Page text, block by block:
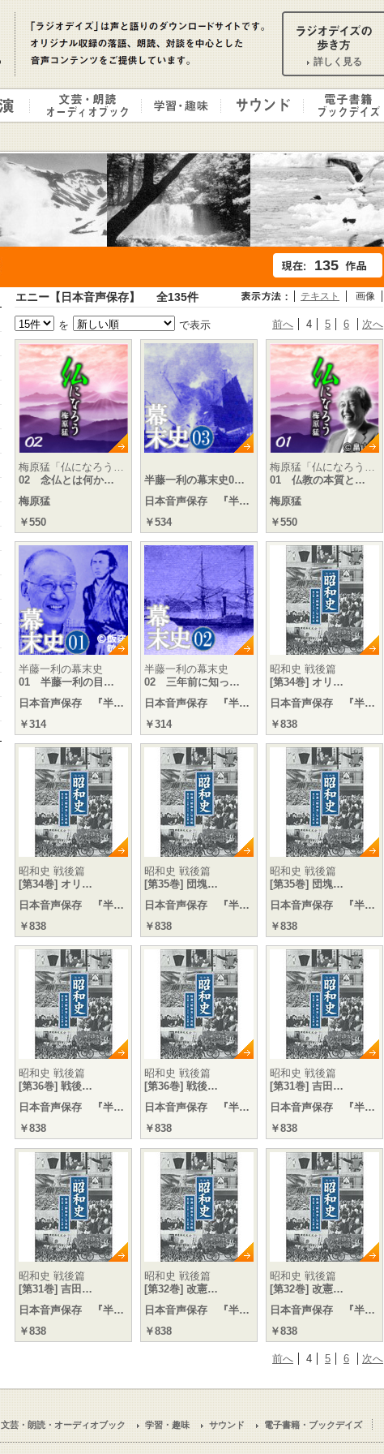
詳しく見る
135
エニー【日本音声保存】 全135件 テキスト 画像
を で表示 前へ 4 5 6 次へ
梅原猛「仏になろう…
02 念仏とは何か…
梅原猛
￥550
半藤一利の幕末史0…
日本音声保存 『半…
￥534
梅原猛「仏になろう…
01 仏教の本質と…
梅原猛
￥550
半藤一利の幕末史
01 半藤一利の目…
日本音声保存 『半…
￥314
半藤一利の幕末史
02 三年前に知っ…
日本音声保存 『半…
￥314
昭和史 戦後篇
[第34巻] オリ…
日本音声保存 『半…
￥838
昭和史 戦後篇
[第34巻] オリ…
日本音声保存 『半…
￥838
昭和史 戦後篇
[第35巻] 団塊…
日本音声保存 『半…
￥838
昭和史 戦後篇
[第35巻] 団塊…
日本音声保存 『半…
￥838
昭和史 戦後篇
[第36巻] 戦後…
日本音声保存 『半…
￥838
昭和史 戦後篇
[第36巻] 戦後…
日本音声保存 『半…
￥838
昭和史 戦後篇
[第31巻] 吉田…
日本音声保存 『半…
￥838
昭和史 戦後篇
[第31巻] 吉田…
日本音声保存 『半…
￥838
昭和史 戦後篇
[第32巻] 改憲…
日本音声保存 『半…
￥838
昭和史 戦後篇
[第32巻] 改憲…
日本音声保存 『半…
￥838
前へ 4 5 6 次へ
文芸・朗読・オーディオブック 学習・趣味 サウンド 電子書籍・ブックデイズ